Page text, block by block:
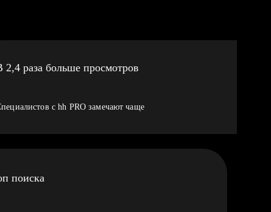
2,4 раза больше просмотров
с hh PRO замечают чаще
поиска